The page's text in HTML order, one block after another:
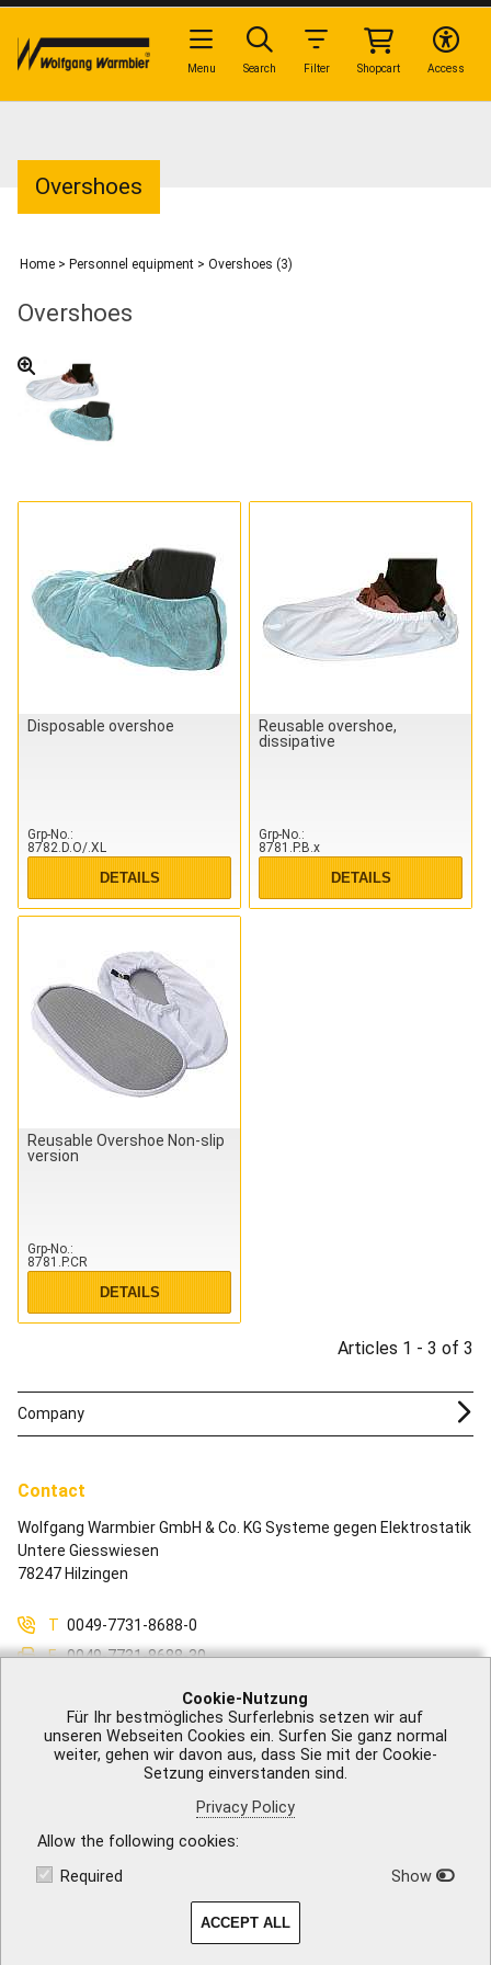
Cookie-Nutzung
Für Ihr bestmögliches Surferlebnis setzen wir auf
unseren Webseiten Cookies ein. Surfen Sie ganz normal
weiter, gehen wir davon aus, dass Sie mit der Cookie-
Setzung einverstanden sind.
Privacy Policy
Allow the following cookies
Required
Show
ACCEPT ALL
Overshoes
Home > Personnel equipment > Overshoes (3)
Overshoes
Disposable overshoe
Grp-No.
8782.D.O/.XL
DETAILS
Reusable overshoe,
dissipative
Grp-No.
8781.P.B.x
DETAILS
Reusable Overshoe Non-slip
version
Grp-No.
8781.P.CR
DETAILS
Articles 1 - 3 of 3
Contact
Wolfgang Warmbier GmbH & Co. KG Systeme gegen Elektrostatik
Untere Giesswiesen
78247 Hilzingen
T 0049-7731-8688-0
F
0049-7731-8688-30
Company
Privacy Policy
Access
Shopcart
Filter
Search
Menu